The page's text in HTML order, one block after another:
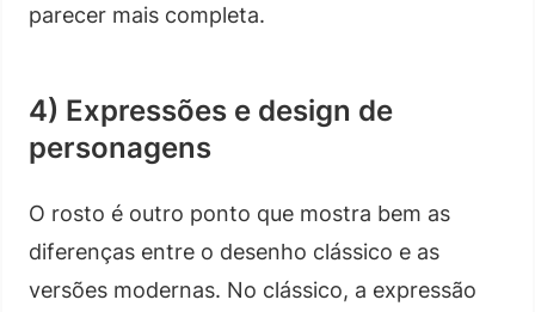
parecer mais completa.
4) Expressões e design de
personagens
O rosto é outro ponto que mostra bem as
diferenças entre o desenho clássico e as
versões modernas. No clássico, a expressão